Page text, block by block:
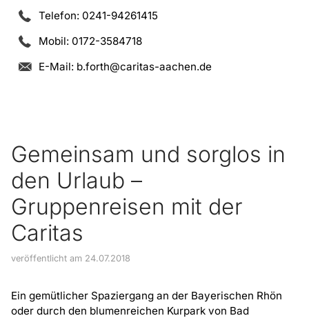
Gemeinsam und sorglos in
den Urlaub –
Gruppenreisen mit der
Caritas
veröffentlicht am 24.07.2018
Ein gemütlicher Spaziergang an der Bayerischen Rhön
oder durch den blumenreichen Kurpark von Bad
Telefon: 0241-94261415
Mobil: 0172-3584718
E-Mail: b.forth@caritas-aachen.de